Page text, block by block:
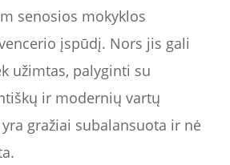
senosios mokyklos
įspūdį. Nors jis gali
užimtas, palyginti su
ir modernių vartų
gražiai subalansuota ir nė